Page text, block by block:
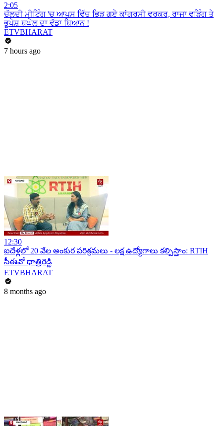
2:05
ਚੱਲਦੀ ਮੀਟਿੰਗ 'ਚ ਆਪਸ ਵਿੱਚ ਭਿੜ ਗਏ ਕਾਂਗਰਸੀ ਵਰਕਰ, ਰਾਜਾ ਵੜਿੰਗ ਤੇ
ਭੂਪੇਸ਼ ਬਘੇਲ ਦਾ ਵੱਡਾ ਬਿਆਨ !
ETVBHARAT
7 hours ago
12:30
ఐదేళ్లలో 20 వేల అంకుర పరిశ్రమలు - లక్ష ఉద్యోగాలు కల్పిస్తాం: RTIH​
సీఈవో ధాత్రిరెడ్డి
ETVBHARAT
8 months ago